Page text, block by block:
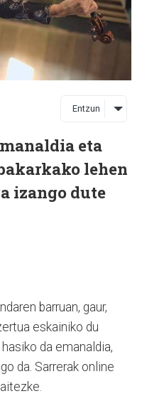
Entzun
eta
lehen
izango dute
barruan, gaur,
eskainiko du
da emanaldia,
da. Sarrerak online